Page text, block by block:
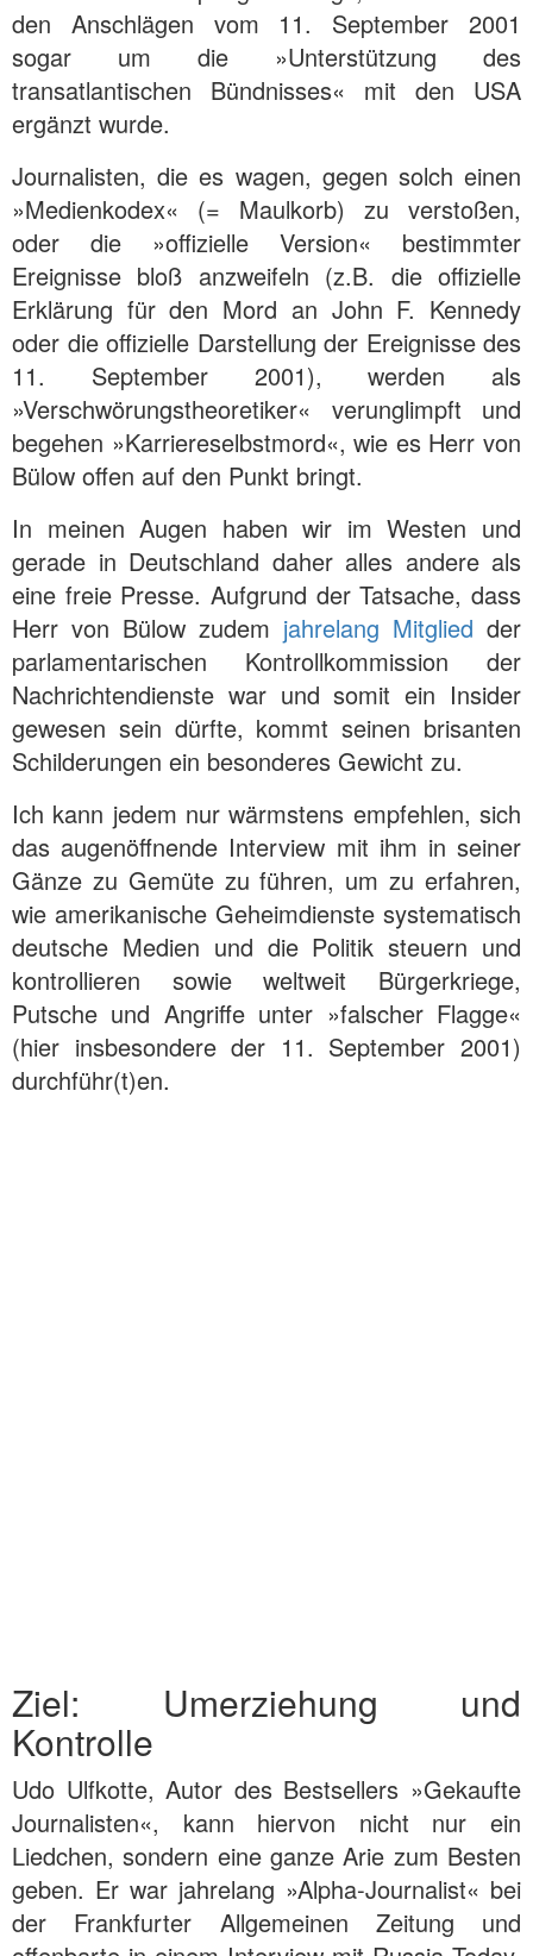
den Anschlägen vom 11. September 2001
sogar um die »Unterstützung des
transatlantischen Bündnisses« mit den USA
ergänzt wurde.
Journalisten, die es wagen, gegen solch einen
»Medienkodex« (= Maulkorb) zu verstoßen,
oder die »offizielle Version« bestimmter
Ereignisse bloß anzweifeln (z.B. die offizielle
Erklärung für den Mord an John F. Kennedy
oder die offizielle Darstellung der Ereignisse des
11. September 2001), werden als
»Verschwörungstheoretiker« verunglimpft und
begehen »Karriereselbstmord«, wie es Herr von
Bülow offen auf den Punkt bringt.
In meinen Augen haben wir im Westen und
gerade in Deutschland daher alles andere als
eine freie Presse. Aufgrund der Tatsache, dass
Herr von Bülow zudem jahrelang Mitglied der
parlamentarischen Kontrollkommission der
Nachrichtendienste war und somit ein Insider
gewesen sein dürfte, kommt seinen brisanten
Schilderungen ein besonderes Gewicht zu.
Ich kann jedem nur wärmstens empfehlen, sich
das augenöffnende Interview mit ihm in seiner
Gänze zu Gemüte zu führen, um zu erfahren,
wie amerikanische Geheimdienste systematisch
deutsche Medien und die Politik steuern und
kontrollieren sowie weltweit Bürgerkriege,
Putsche und Angriffe unter »falscher Flagge«
(hier insbesondere der 11. September 2001)
durchführ(t)en.
Ziel: Umerziehung und
Kontrolle
Udo Ulfkotte, Autor des Bestsellers »Gekaufte
Journalisten«, kann hiervon nicht nur ein
Liedchen, sondern eine ganze Arie zum Besten
geben. Er war jahrelang »Alpha-Journalist« bei
der Frankfurter Allgemeinen Zeitung und